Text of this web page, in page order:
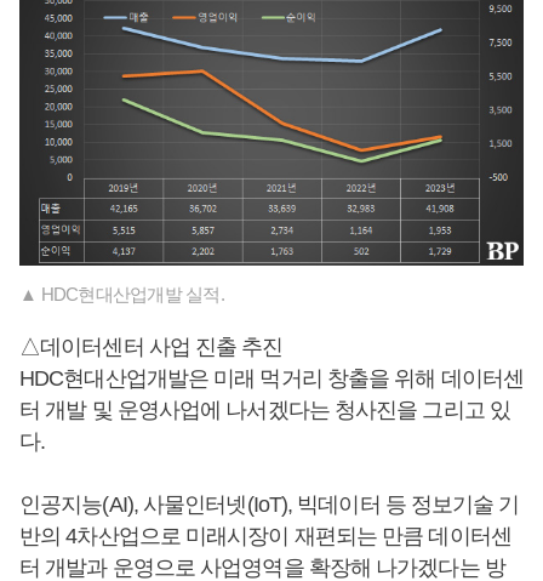
▲ HDC현대산업개발 실적.
△데이터센터 사업 진출 추진
HDC현대산업개발은 미래 먹거리 창출을 위해 데이터센
터 개발 및 운영사업에 나서겠다는 청사진을 그리고 있
다.
인공지능(AI), 사물인터넷(IoT), 빅데이터 등 정보기술 기
반의 4차산업으로 미래시장이 재편되는 만큼 데이터센
터 개발과 운영으로 사업영역을 확장해 나가겠다는 방